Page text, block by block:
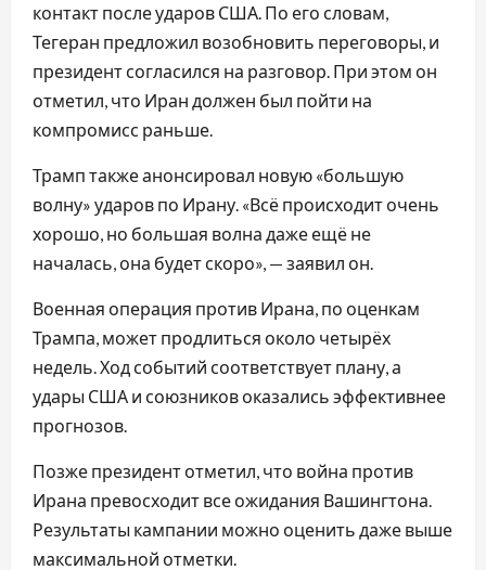
контакт после ударов США. По его словам,
Тегеран предложил возобновить переговоры, и
президент согласился на разговор. При этом он
отметил, что Иран должен был пойти на
компромисс раньше.
Трамп также анонсировал новую «большую
волну» ударов по Ирану. «Всё происходит очень
хорошо, но большая волна даже ещё не
началась, она будет скоро», — заявил он.
Военная операция против Ирана, по оценкам
Трампа, может продлиться около четырёх
недель. Ход событий соответствует плану, а
удары США и союзников оказались эффективнее
прогнозов.
Позже президент отметил, что война против
Ирана превосходит все ожидания Вашингтона.
Результаты кампании можно оценить даже выше
максимальной отметки.